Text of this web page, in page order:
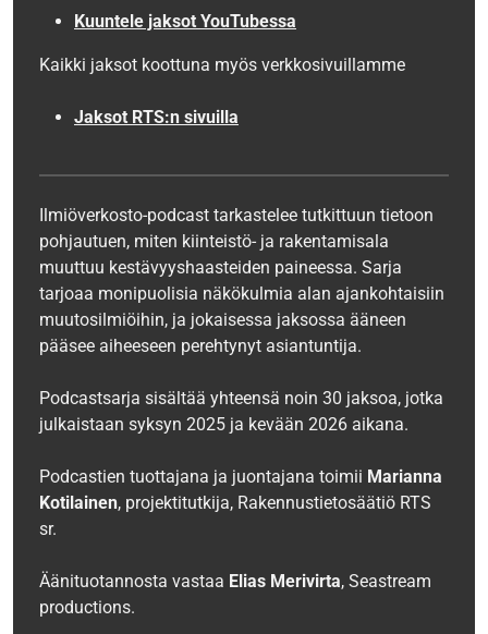
Kuuntele jaksot YouTubessa
Kaikki jaksot koottuna myös verkkosivuillamme
Jaksot RTS:n sivuilla
Ilmiöverkosto-podcast tarkastelee tutkittuun tietoon
pohjautuen, miten kiinteistö- ja rakentamisala
muuttuu kestävyyshaasteiden paineessa. Sarja
tarjoaa monipuolisia näkökulmia alan ajankohtaisiin
muutosilmiöihin, ja jokaisessa jaksossa ääneen
pääsee aiheeseen perehtynyt asiantuntija.
Podcastsarja sisältää yhteensä noin 30 jaksoa, jotka
julkaistaan syksyn 2025 ja kevään 2026 aikana.
Podcastien tuottajana ja juontajana toimii Marianna
Kotilainen, projektitutkija, Rakennustietosäätiö RTS
sr.
Äänituotannosta vastaa Elias Merivirta, Seastream
productions.